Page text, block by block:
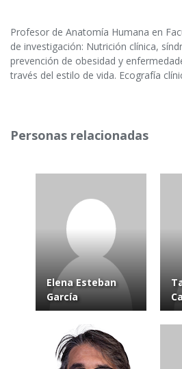
Profesor de Anatomía Humana en
de investigación: Nutrición clínica,
prevención de obesidad y
través del estilo de vida. Ecografía
Personas relacionadas
Elena Esteban
García